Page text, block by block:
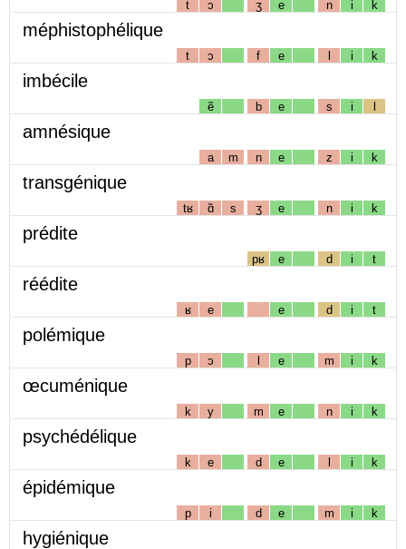
t ɔ ʒ e n i k
méphistophélique
t ɔ f e l i k
imbécile
ẽ b e s i l
amnésique
a m n e z i k
transgénique
tʁ ɑ̃ s ʒ e n i k
prédite
pʁ e d i t
réédite
ʁ e e d i t
polémique
p ɔ l e m i k
œcuménique
k y m e n i k
psychédélique
k e d e l i k
épidémique
p i d e m i k
hygiénique